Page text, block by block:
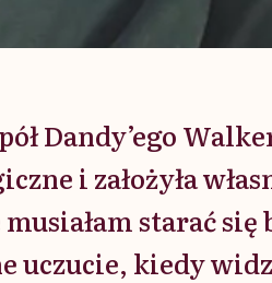
Dandy’ego
i założyła
starać
uczucie, kiedy